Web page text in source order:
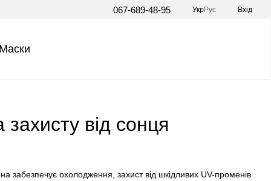
067-689-48-95 УкрРус Вхід
від сонця
забезпечує охолодження, захист від шкідливих UV-променів